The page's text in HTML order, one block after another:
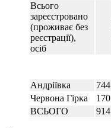
Всього
зареєстровано
(проживає без
реєстрації),
осіб
Андріївка
744
Червона Гірка
170
ВСЬОГО
914